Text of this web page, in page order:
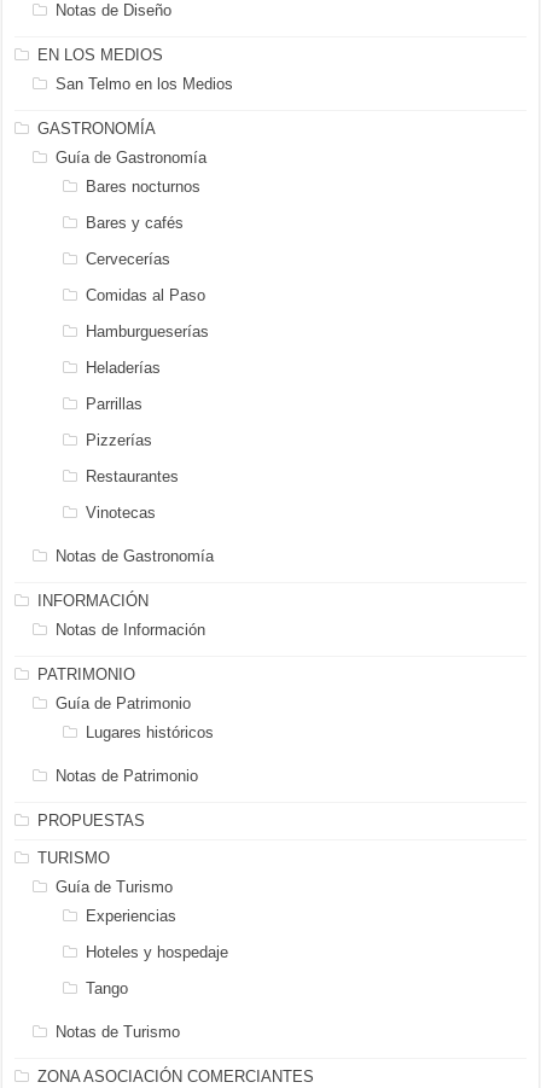
Notas de Diseño
EN LOS MEDIOS
San Telmo en los Medios
GASTRONOMÍA
Guía de Gastronomía
Bares nocturnos
Bares y cafés
Cervecerías
Comidas al Paso
Hamburgueserías
Heladerías
Parrillas
Pizzerías
Restaurantes
Vinotecas
Notas de Gastronomía
INFORMACIÓN
Notas de Información
PATRIMONIO
Guía de Patrimonio
Lugares históricos
Notas de Patrimonio
PROPUESTAS
TURISMO
Guía de Turismo
Experiencias
Hoteles y hospedaje
Tango
Notas de Turismo
ZONA ASOCIACIÓN COMERCIANTES